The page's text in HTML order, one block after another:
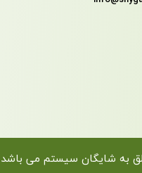
به شایگان سیستم می باشد